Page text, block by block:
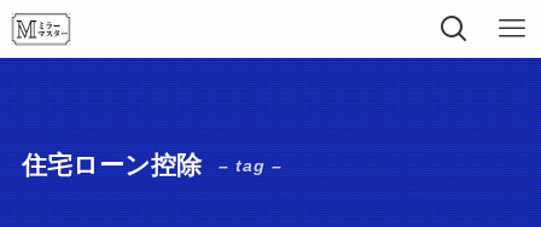
住宅ローン控除 – tag –